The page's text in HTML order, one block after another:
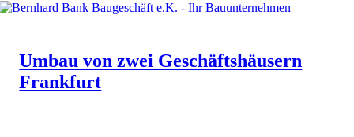
Umbau von zwei Geschäftshäusern
Frankfurt